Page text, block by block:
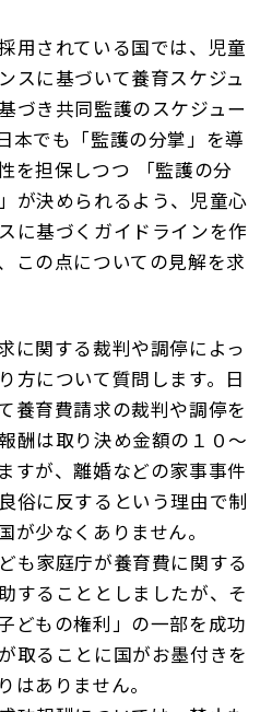
用されている国では、児童
スに基づいて養育スケジュ
づき共同監護のスケジュー
本でも「監護の分掌」を導
を担保しつつ 「監護の分
が決められるよう、児童心
に基づくガイドラインを作
この点についての見解を求
に関する裁判や調停によっ
方について質問します。日
養育費請求の裁判や調停を
酬は取り決め金額の１０～
すが、離婚などの家事事件
俗に反するという理由で制
が少なくありません。
も家庭庁が養育費に関する
することとしましたが、そ
どもの権利」の一部を成功
取ることに国がお墨付きを
はありません。